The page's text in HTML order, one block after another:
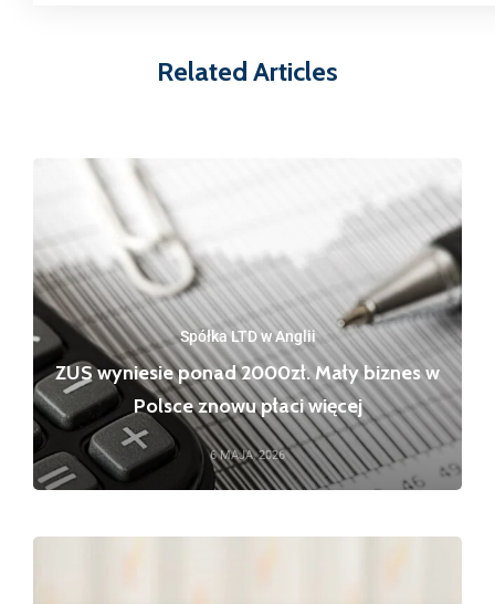
Related Articles
Spółka LTD w Anglii
ZUS wyniesie ponad 2000zł. Mały biznes w
Polsce znowu płaci więcej
6 MAJA, 2026